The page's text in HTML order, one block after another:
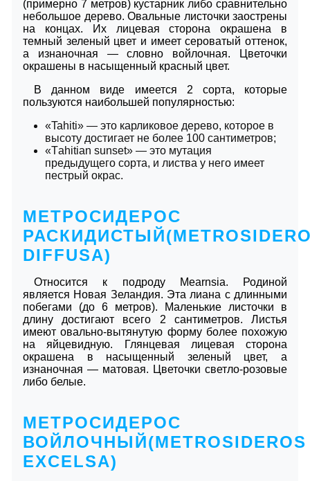
(примерно 7 метров) кустарник либо сравнительно
небольшое дерево. Овальные листочки заострены
на концах. Их лицевая сторона окрашена в
темный зеленый цвет и имеет сероватый оттенок,
а изнаночная ― словно войлочная. Цветочки
окрашены в насыщенный красный цвет.
В данном виде имеется 2 сорта, которые
пользуются наибольшей популярностью:
«Tahiti» ― это карликовое дерево, которое в
высоту достигает не более 100 сантиметров;
«Тahitian sunset» ― это мутация
предыдущего сорта, и листва у него имеет
пестрый окрас.
МЕТРОСИДЕРОС
DIFFUSA)
Относится к подроду Mearnsia. Родиной
является Новая Зеландия. Эта лиана с длинными
побегами (до 6 метров). Маленькие листочки в
длину достигают всего 2 сантиметров. Листья
имеют овально-вытянутую форму более похожую
на яйцевидную. Глянцевая лицевая сторона
окрашена в насыщенный зеленый цвет, а
изнаночная ― матовая. Цветочки светло-розовые
либо белые.
МЕТРОСИДЕРОС
ВОЙЛОЧНЫЙ(METROSIDEROS
EXCELSA)